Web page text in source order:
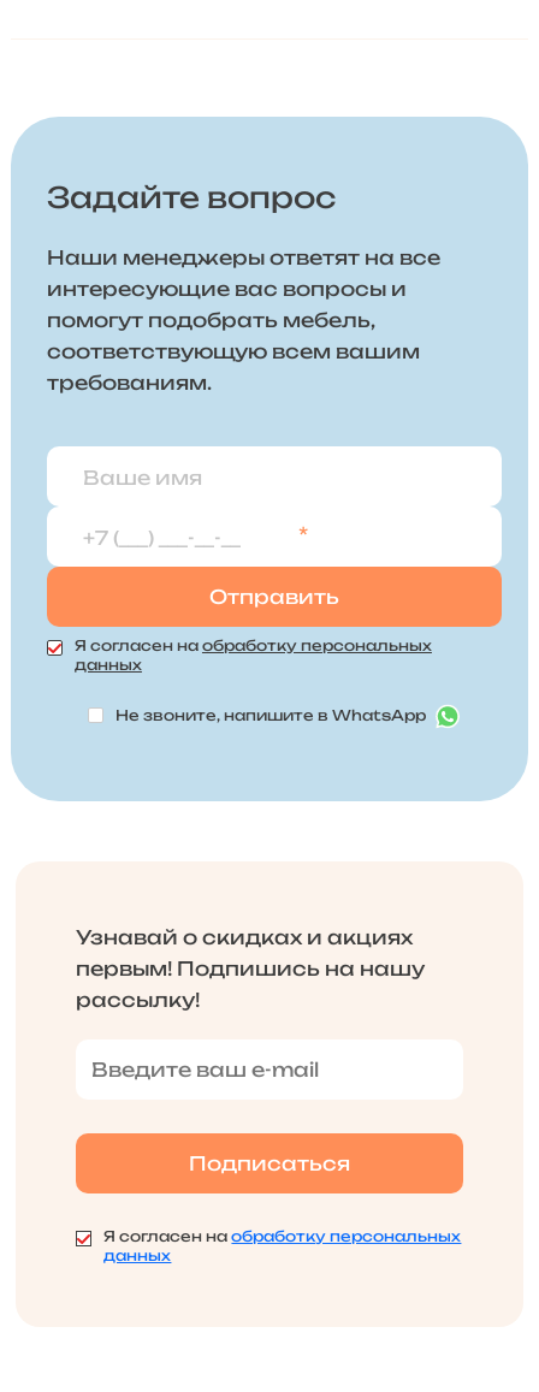
Задайте вопрос
Наши менеджеры ответят на все
интересующие вас вопросы и
помогут подобрать мебель,
соответствующую всем вашим
требованиям.
*
Я согласен на обработку персональных
данных
Не звоните, напишите в WhatsApp
Узнавай о скидках и акциях
первым! Подпишись на нашу
рассылку!
Я согласен наобработку персональных
данных